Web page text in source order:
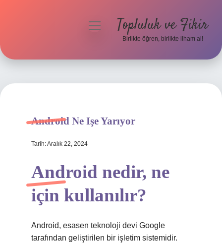
Hakkımızda
menüyüTopluluk ve Fikir
Birlikte öğren, birlikte ilham al!
Android Ne Işe Yarıyor
Tarih: Aralık 22, 2024
Android nedir, ne
için kullanılır?
Android, esasen teknoloji devi Google
tarafından geliştirilen bir işletim sistemidir.